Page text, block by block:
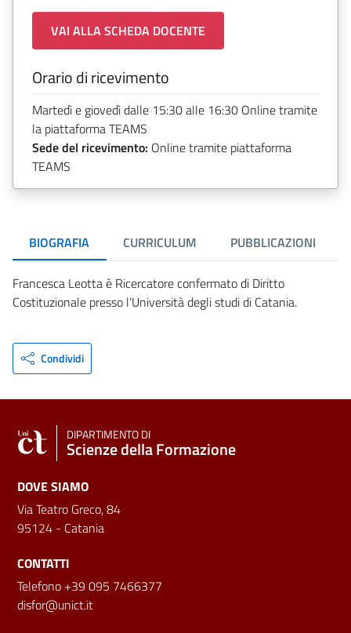
VAI ALLA SCHEDA DOCENTE
Orario di ricevimento
Martedì e giovedì dalle 15:30 alle 16:30 Online tramite
la piattaforma TEAMS
Sede del ricevimento: Online tramite piattaforma
TEAMS
BIOGRAFIA CURRICULUM PUBBLICAZIONI
Francesca Leotta è Ricercatore confermato di Diritto
Costituzionale presso l’Università degli studi di Catania.
Condividi
DIPARTIMENTO DI
Scienze della Formazione
DOVE SIAMO
Via Teatro Greco, 84
95124 - Catania
CONTATTI
Telefono +39 095 7466377
disfor@unict.it